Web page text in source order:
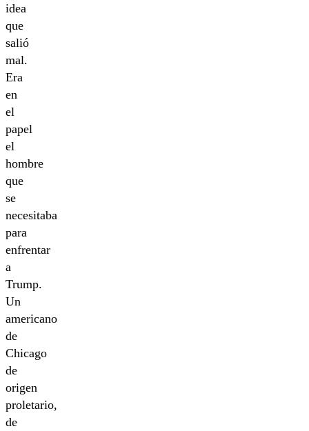
idea
que
salió
mal.
Era
en
el
papel
el
hombre
que
se
necesitaba
para
enfrentar
a
Trump.
Un
americano
de
Chicago
de
origen
proletario,
de